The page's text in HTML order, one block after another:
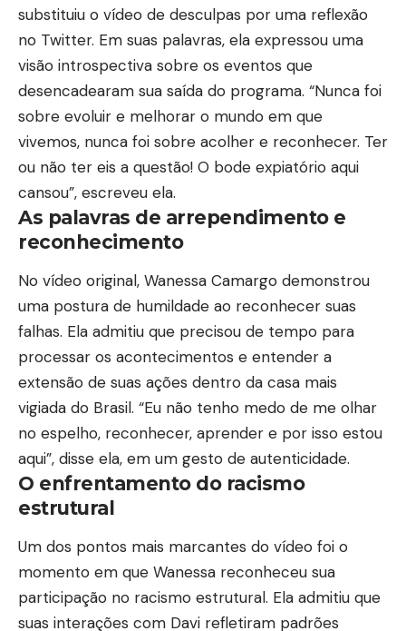
substituiu o vídeo de desculpas por uma reflexão
no Twitter. Em suas palavras, ela expressou uma
visão introspectiva sobre os eventos que
desencadearam sua saída do programa. “Nunca foi
sobre evoluir e melhorar o mundo em que
vivemos, nunca foi sobre acolher e reconhecer. Ter
ou não ter eis a questão! O bode expiatório aqui
cansou”, escreveu ela.
As palavras de arrependimento e
reconhecimento
No vídeo original, Wanessa Camargo demonstrou
uma postura de humildade ao reconhecer suas
falhas. Ela admitiu que precisou de tempo para
processar os acontecimentos e entender a
extensão de suas ações dentro da casa mais
vigiada do Brasil. “Eu não tenho medo de me olhar
no espelho, reconhecer, aprender e por isso estou
aqui”, disse ela, em um gesto de autenticidade.
O enfrentamento do racismo
estrutural
Um dos pontos mais marcantes do vídeo foi o
momento em que Wanessa reconheceu sua
participação no racismo estrutural. Ela admitiu que
suas interações com Davi refletiram padrões